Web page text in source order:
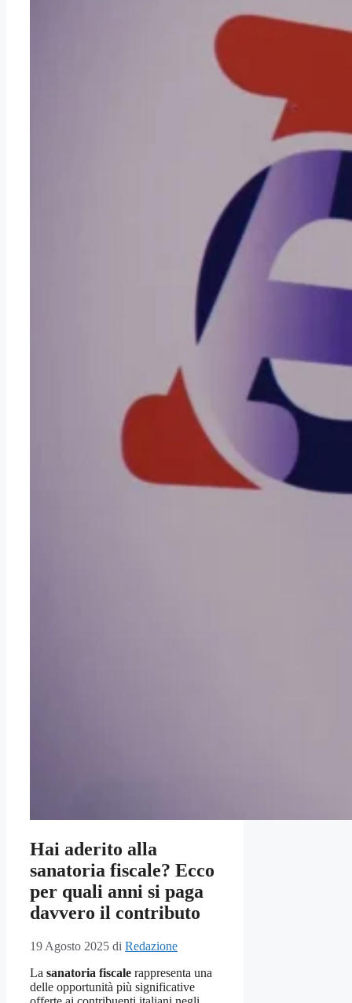
Hai aderito alla
sanatoria fiscale? Ecco
per quali anni si paga
davvero il contributo
19 Agosto 2025 di Redazione
La sanatoria fiscale rappresenta una
delle opportunità più significative